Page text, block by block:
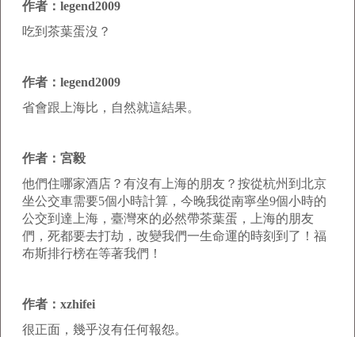
作者：legend2009
吃到茶葉蛋沒？
作者：legend2009
省會跟上海比，自然就這結果。
作者：宮毅
他們住哪家酒店？有沒有上海的朋友？按從杭州到北京
坐公交車需要5個小時計算，今晚我從南寧坐9個小時的
公交到達上海，臺灣來的必然帶茶葉蛋，上海的朋友
們，死都要去打劫，改變我們一生命運的時刻到了！福
布斯排行榜在等著我們！
作者：xzhifei
很正面，幾乎沒有任何報怨。